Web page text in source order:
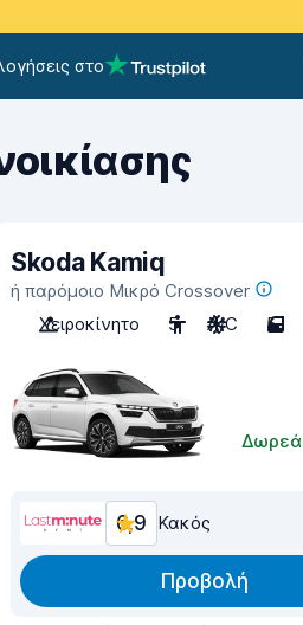
στο
Skoda Kamiq
ή παρόμοιο Μικρό Crossover
Χειροκίνητο
5 A/C 5
6,9 Κακός
Προβολή